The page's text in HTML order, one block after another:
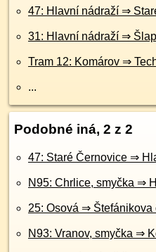
47: Hlavní nádraží ⇒
31: Hlavní nádraží ⇒
Tram 12: Komárov ⇒
...
Podobné iná, 2 z 2
47: Staré Černovice ⇒
N95: Chrlice, smyčka ⇒
25: Osová ⇒ Štefánikova
N93: Vranov, smyčka ⇒